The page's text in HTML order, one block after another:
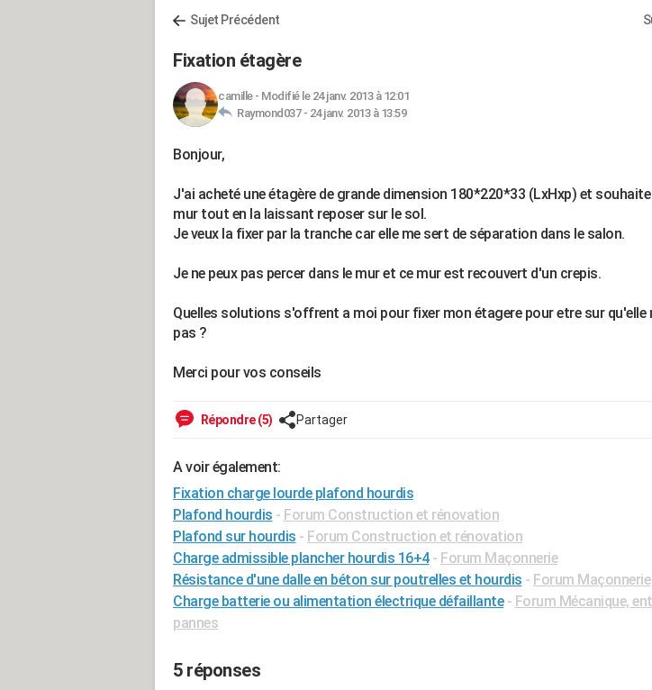
Sujet Précédent
Fixation étagère
camille- Modifié le 24 janv. 2013 à 12:01
Raymond037 - 24 janv. 2013 à 13:59
Bonjour,
J'ai acheté une étagère de grande dimension 180*220*33 (LxHxp) et
mur tout en la laissant reposer sur le sol.
Je veux la fixer par la tranche car elle me sert de séparation dans le salon.
Je ne peux pas percer dans le mur et ce mur est recouvert d'un crepis.
Quelles solutions s'offrent a moi pour fixer mon étagere pour etre sur qu'elle
pas ?
Merci pour vos conseils
Répondre (5) Partager
A voir également:
Fixation charge lourde plafond hourdis
Plafond hourdis - Forum Construction et rénovation
Plafond sur hourdis - Forum Construction et rénovation
Charge admissible plancher hourdis 16+4 - Forum Maçonnerie
Résistance d'une dalle en béton sur poutrelles et hourdis - Forum Maçonnerie
Charge batterie ou alimentation électrique défaillante - Forum Mécanique,
pannes
5 réponses